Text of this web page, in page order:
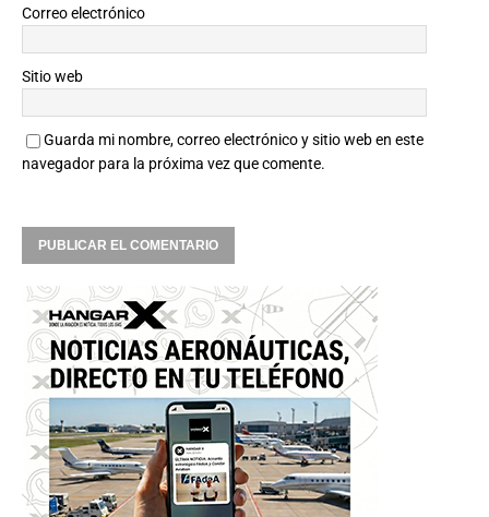
Correo electrónico
Sitio web
Guarda mi nombre, correo electrónico y sitio web en este
navegador para la próxima vez que comente.